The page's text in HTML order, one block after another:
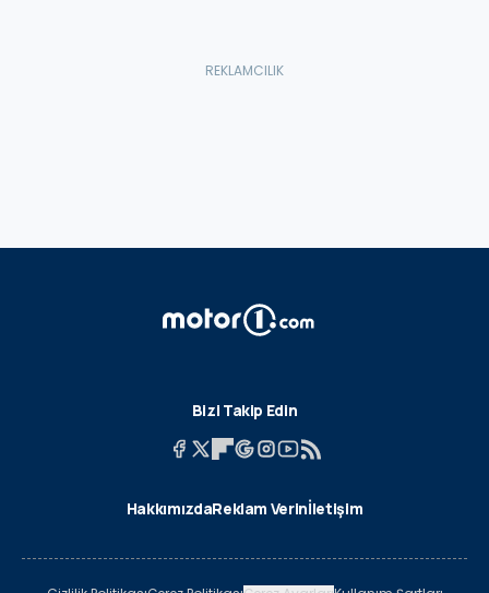
Bizi Takip Edin
HakkımızdaReklam Verinİletişim